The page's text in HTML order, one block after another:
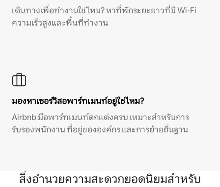
เดินทางเพื่อทำงานใช่ไหม? หาที่พักระยะยาวที่มี Wi-Fi
ความเร็วสูงและพื้นที่ทำงาน
มองหาเซอร์วิสอพาร์ทเมนท์อยู่ใช่ไหม?
Airbnb มีอพาร์ทเมนท์ตกแต่งครบ เหมาะสำหรับการ
รับรองพนักงาน ที่อยู่ขององค์กร และการย้ายถิ่นฐาน
สิ่งอำนวยความสะดวกยอดนิยมสำหรับ